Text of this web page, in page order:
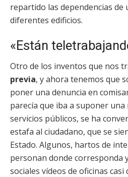
repartido las dependencias
diferentes edificios.
«Están
Otro de los inventos que nos
previa, y ahora tenemos que
poner una denuncia en
parecía que iba a suponer
servicios públicos, se ha
estafa al ciudadano, que se
Estado. Algunos, hartos de
personan donde corresponda
sociales vídeos de oficinas